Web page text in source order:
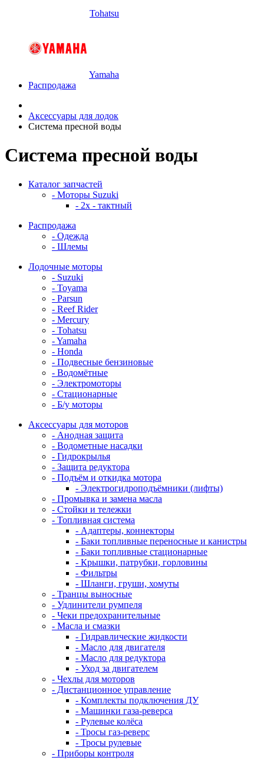
Tohatsu
Yamaha
Распродажа
Аксессуары для лодок
Система пресной воды
Система пресной воды
Каталог запчастей
- Моторы Suzuki
- 2x - тактный
Распродажа
- Одежда
- Шлемы
Лодочные моторы
- Suzuki
- Toyama
- Parsun
- Reef Rider
- Mercury
- Tohatsu
- Yamaha
- Honda
- Подвесные бензиновые
- Водомётные
- Электромоторы
- Стационарные
- Б/у моторы
Аксессуары для моторов
- Анодная защита
- Водометные насадки
- Гидрокрылья
- Защита редуктора
- Подъём и откидка мотора
- Электрогидроподъёмники (лифты)
- Промывка и замена масла
- Стойки и тележки
- Топливная система
- Адаптеры, коннекторы
- Баки топливные переносные и канистры
- Баки топливные стационарные
- Крышки, патрубки, горловины
- Фильтры
- Шланги, груши, хомуты
- Транцы выносные
- Удлинители румпеля
- Чеки предохранительные
- Масла и смазки
- Гидравлические жидкости
- Масло для двигателя
- Масло для редуктора
- Уход за двигателем
- Чехлы для моторов
- Дистанционное управление
- Комплекты подключения ДУ
- Машинки газа-реверса
- Рулевые колёса
- Тросы газ-реверс
- Тросы рулевые
- Приборы контроля